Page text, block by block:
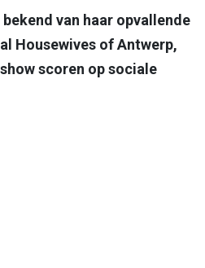
van haar opvallende
Housewives of Antwerp,
scoren op sociale